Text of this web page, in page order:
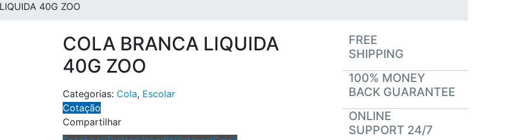
40G ZOO
COLA BRANCA LIQUIDA
40G ZOO
Categorias: Cola, Escolar
Cotação
Compartilhar
FREE
SHIPPING
100% MONEY
BACK GUARANTEE
ONLINE
SUPPORT 24/7